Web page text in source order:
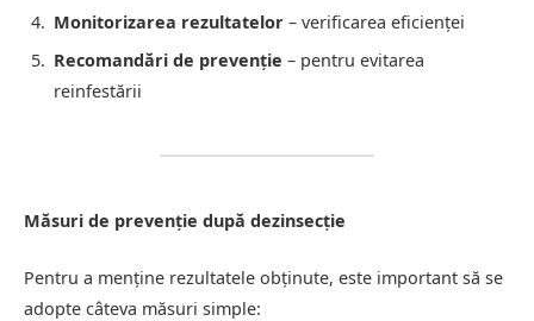
Monitorizarea rezultatelor – verificarea eficienței
Recomandări de prevenție – pentru evitarea
reinfestării
Măsuri de prevenție după dezinsecție
Pentru a menține rezultatele obținute, este important să se
adopte câteva măsuri simple: